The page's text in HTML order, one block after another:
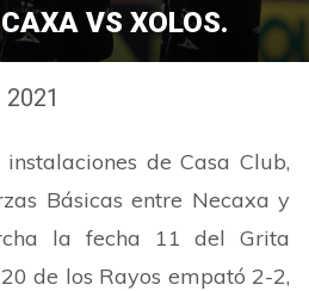
VS XOLOS.
de Casa Club,
Básicas entre Necaxa y
la fecha 11 del Grita
de los Rayos empató 2-2,